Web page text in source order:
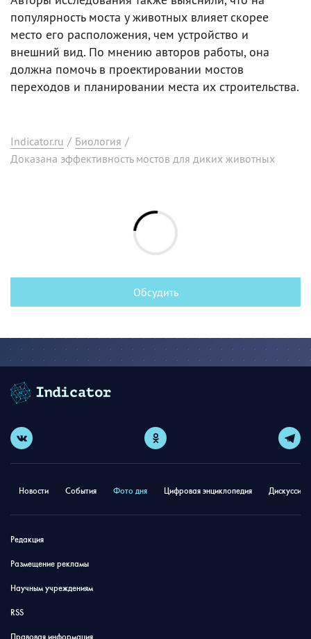
популярность моста у животных влияет скорее
место его расположения, чем устройство и
внешний вид. По мнению авторов работы, она
должна помочь в проектировании мостов
переходов и планировании места их строительства.
Indicator.ru / Биология /
Доказана эффективность мостов для диких животных
Обсудить
Новости События Фото дня Цифровая энциклопедия
Редакция
Размещение рекламы
Научным учреждениям
RSS
Правовая информация